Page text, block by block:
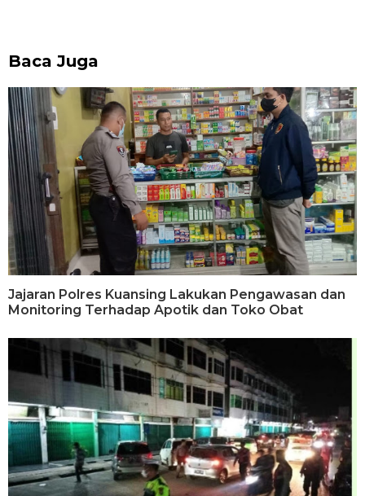
Baca Juga
Jajaran Polres Kuansing Lakukan Pengawasan dan
Monitoring Terhadap Apotik dan Toko Obat